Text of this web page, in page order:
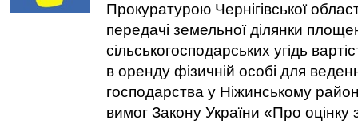
Прокуратурою Чернігівської
передачі земельної ділянки
сільськогосподарських угідь
в оренду фізичній особі для
господарства у Ніжинському
вимог Закону України «Про оцінку